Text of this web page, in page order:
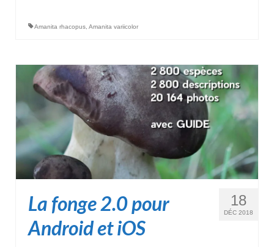
Amanita rhacopus Amanita variicolor
18
DÉC 2018
La fonge 2.0 pour
Android et iOS